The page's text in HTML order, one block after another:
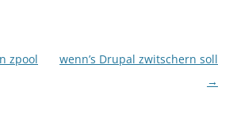
zpool
wenn’s Drupal zwitschern soll
→